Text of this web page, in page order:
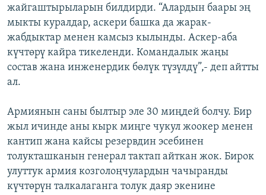
жайгаштырыларын билдирди. “Алардын баары эң
мыкты куралдар, аскери башка да жарак-
жабдыктар менен камсыз кылынды. Аскер-аба
күчтөрү кайра тикеленди. Командалык жаңы
состав жана инженердик бөлүк түзүлдү”,- деп айтты
ал.
Армиянын саны былтыр эле 30 миңдей болчу. Бир
жыл ичинде аны кырк миңге чукул жоокер менен
кантип жана кайсы резервдин эсебинен
толукташканын генерал тактап айткан жок. Бирок
улуттук армия козголоңчулардын чачыранды
күчтөрүн талкалаганга толук даяр экенине